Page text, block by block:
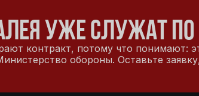
УЖЕ СЛУЖАТ ПО
контракт, потому что понимают:
обороны. Оставьте